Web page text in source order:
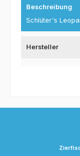
Beschreibung
Schlüter's
Hersteller